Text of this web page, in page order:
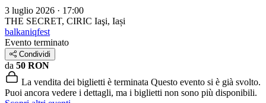
3 luglio 2026 · 17:00
THE SECRET, CIRIC Iaşi, Iași
balkaniqfest
Evento terminato
Condividi
da 50 RON
La vendita dei biglietti è terminata Questo evento si è già svolto.
Puoi ancora vedere i dettagli, ma i biglietti non sono più disponibili.